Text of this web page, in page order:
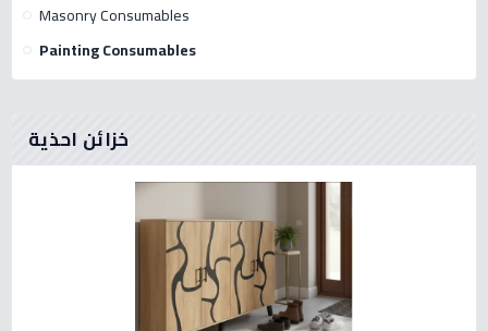
Masonry Consumables
Painting Consumables
خزائن احذية